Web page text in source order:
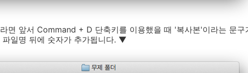
면 앞서 Command + D 단축키를 이용했을 때 '복사본'이라는 문
파일명 뒤에 숫자가 추가됩니다. ▼